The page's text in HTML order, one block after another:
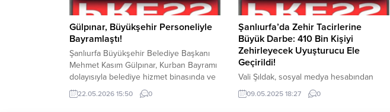
Gülpınar, Büyükşehir Personeliyle
Bayramlaştı!
Şanlıurfa Büyükşehir Belediye Başkanı
Mehmet Kasım Gülpınar, Kurban Bayramı
dolayısıyla belediye hizmet binasında ve
şehrin farklı noktalarında görev yapan
belediye personeliyle bayramlaştı.
22.05.2026 15:50 0
Şanlıurfa’da Zehir Tacirlerine
Büyük Darbe: 410 Bin Kişiyi
Zehirleyecek Uyuşturucu Ele
Geçirildi!
Vali Şıldak, sosyal medya hesabından
zehir tacirlerine yapılan operasyonun
detaylarını paylaştı. Şıldak, “uyuşturucuya
09.05.2025 18:27 0